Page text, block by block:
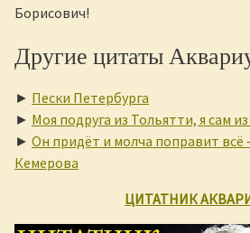
Борисович!
Другие цитаты
► Пески Петербурга
► Моя подруга из Тольятти, я сам
► Он придёт и молча поправит всё
Кемерова
ЦИТАТНИК